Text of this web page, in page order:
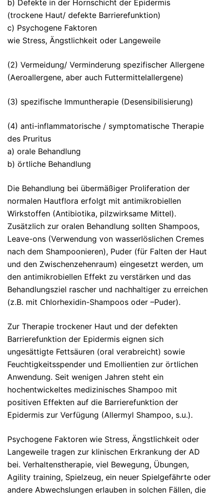
b) Defekte in der Hornschicht der Epidermis
(trockene Haut/ defekte Barrierefunktion)
c) Psychogene Faktoren
wie Stress, Ängstlichkeit oder Langeweile
(2) Vermeidung/ Verminderung spezifischer Allergene
(Aeroallergene, aber auch Futtermittelallergene)
(3) spezifische Immuntherapie (Desensibilisierung)
(4) anti-inflammatorische / symptomatische Therapie
des Pruritus
a) orale Behandlung
b) örtliche Behandlung
Die Behandlung bei übermäßiger Proliferation der
normalen Hautflora erfolgt mit antimikrobiellen
Wirkstoffen (Antibiotika, pilzwirksame Mittel).
Zusätzlich zur oralen Behandlung sollten Shampoos,
Leave-ons (Verwendung von wasserlöslichen Cremes
nach dem Shampoonieren), Puder (für Falten der Haut
und den Zwischenzehenraum) eingesetzt werden, um
den antimikrobiellen Effekt zu verstärken und das
Behandlungsziel rascher und nachhaltiger zu erreichen
(z.B. mit Chlorhexidin-Shampoos oder –Puder).
Zur Therapie trockener Haut und der defekten
Barrierefunktion der Epidermis eignen sich
ungesättigte Fettsäuren (oral verabreicht) sowie
Feuchtigkeitsspender und Emollientien zur örtlichen
Anwendung. Seit wenigen Jahren steht ein
hochentwickeltes medizinisches Shampoo mit
positiven Effekten auf die Barrierefunktion der
Epidermis zur Verfügung (Allermyl Shampoo, s.u.).
Psychogene Faktoren wie Stress, Ängstlichkeit oder
Langeweile tragen zur klinischen Erkrankung der AD
bei. Verhaltenstherapie, viel Bewegung, Übungen,
Agility training, Spielzeug, ein neuer Spielgefährte oder
andere Abwechslungen erlauben in solchen Fällen, die